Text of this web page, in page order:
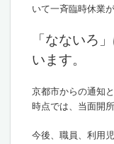
いて一斉臨時休業
「なないろ
います。
京都市からの通知
時点では、当面開
今後、職員、利用